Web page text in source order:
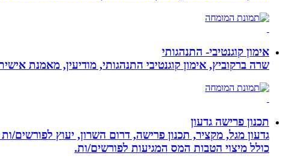
אימון קוגנטיבי- התנהגותי
שרה ברקוביץ, אימון קוגנטיבי התנהגותי, מודיעין, מאמנת
תכנון פרישה גדעון
גדעון מגל, מקציר, תכנון פרישה, דרום השרון, יעוץ לפורשים/
כולל מיצוי הטבות המס המגיעות לפורשים/ות.